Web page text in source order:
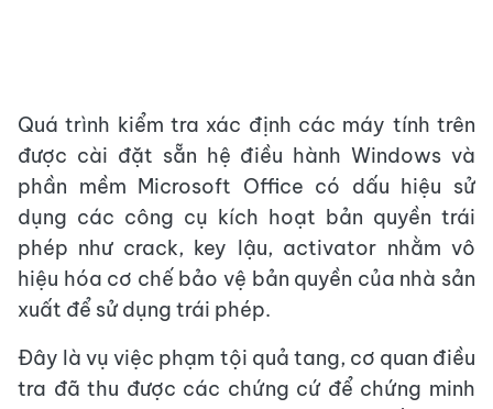
Quá trình kiểm tra xác định các máy tính trên
được cài đặt sẵn hệ điều hành Windows và
phần mềm Microsoft Office có dấu hiệu sử
dụng các công cụ kích hoạt bản quyền trái
phép như crack, key lậu, activator nhằm vô
hiệu hóa cơ chế bảo vệ bản quyền của nhà sản
xuất để sử dụng trái phép.
Đây là vụ việc phạm tội quả tang, cơ quan điều
tra đã thu được các chứng cứ để chứng minh